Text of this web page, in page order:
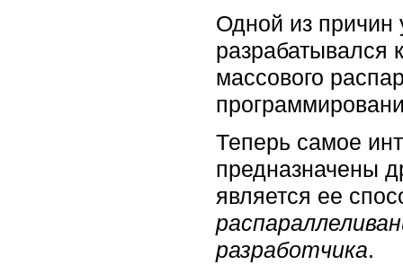
Одной из причин
разрабатывался
массового
Теперь самое
предназначены
является ее
разработчика.